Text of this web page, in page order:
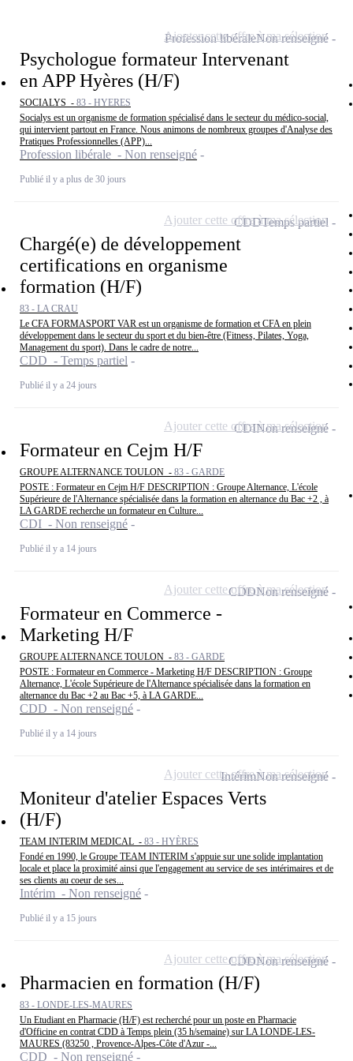
Psychologue formateur Intervenant
en APP Hyères (H/F)
SOCIALYS - 83 - HYERES
Socialys est un organisme de formation spécialisé dans le secteur du médico-social,
qui intervient partout en France. Nous animons de nombreux groupes d'Analyse des
Pratiques Professionnelles (APP)...
Profession libérale - Non renseigné
Publié il y a plus de 30 jours
Profession libéraleNon renseigné
Ajouter cette offre à ma sélection
Chargé(e) de développement
certifications en organisme
formation (H/F)
83 - LA CRAU
Le CFA FORMASPORT VAR est un organisme de formation et CFA en plein
développement dans le secteur du sport et du bien-être (Fitness, Pilates, Yoga,
Management du sport). Dans le cadre de notre...
CDD - Temps partiel
Publié il y a 24 jours
CDDTemps partiel
Ajouter cette offre à ma sélection
Formateur en Cejm H/F
GROUPE ALTERNANCE TOULON - 83 - GARDE
POSTE : Formateur en Cejm H/F DESCRIPTION : Groupe Alternance, L'école
Supérieure de l'Alternance spécialisée dans la formation en alternance du Bac +2 , à
LA GARDE recherche un formateur en Culture...
CDI - Non renseigné
Publié il y a 14 jours
CDINon renseigné
Ajouter cette offre à ma sélection
Formateur en Commerce -
Marketing H/F
GROUPE ALTERNANCE TOULON - 83 - GARDE
POSTE : Formateur en Commerce - Marketing H/F DESCRIPTION : Groupe
Alternance, L'école Supérieure de l'Alternance spécialisée dans la formation en
alternance du Bac +2 au Bac +5, à LA GARDE...
CDD - Non renseigné
Publié il y a 14 jours
CDDNon renseigné
Ajouter cette offre à ma sélection
Moniteur d'atelier Espaces Verts
(H/F)
TEAM INTERIM MEDICAL - 83 - HYÈRES
Fondé en 1990, le Groupe TEAM INTERIM s'appuie sur une solide implantation
locale et place la proximité ainsi que l'engagement au service de ses intérimaires et de
ses clients au coeur de ses...
Intérim - Non renseigné
Publié il y a 15 jours
IntérimNon renseigné
Ajouter cette offre à ma sélection
Pharmacien en formation (H/F)
83 - LONDE-LES-MAURES
Un Etudiant en Pharmacie (H/F) est recherché pour un poste en Pharmacie
d'Officine en contrat CDD à Temps plein (35 h/semaine) sur LA LONDE-LES-
MAURES (83250 , Provence-Alpes-Côte d'Azur -...
CDD - Non renseigné
CDDNon renseigné
Ajouter cette offre à ma sélection